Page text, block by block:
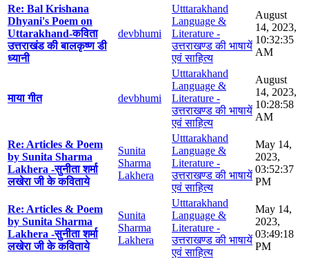
Re: Bal Krishana
Dhyani's Poem on
Uttarakhand-कविता
उत्तराखंड की बालकृष्ण डी
ध्यानी
devbhumi
Utttarakhand
Language &
Literature -
उत्तराखण्ड की भाषायें
एवं साहित्य
August
14, 2023,
10:32:35
AM
माया गीत devbhumi
Utttarakhand
Language &
Literature -
उत्तराखण्ड की भाषायें
एवं साहित्य
August
14, 2023,
10:28:58
AM
Re: Articles & Poem
by Sunita Sharma
Lakhera -सुनीता शर्मा
लखेरा जी के कविताये
Sunita
Sharma
Lakhera
Utttarakhand
Language &
Literature -
उत्तराखण्ड की भाषायें
एवं साहित्य
May 14,
2023,
03:52:37
PM
Re: Articles & Poem
by Sunita Sharma
Lakhera -सुनीता शर्मा
लखेरा जी के कविताये
Sunita
Sharma
Lakhera
Utttarakhand
Language &
Literature -
उत्तराखण्ड की भाषायें
एवं साहित्य
May 14,
2023,
03:49:18
PM